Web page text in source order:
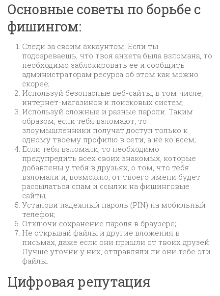
Основные советы по борьбе с
фишингом:
Следи за своим аккаунтом. Если ты
подозреваешь, что твоя анкета была взломана, то
необходимо заблокировать ее и сообщить
администраторам ресурса об этом как можно
скорее;
Используй безопасные веб-сайты, в том числе,
интернет-магазинов и поисковых систем;
Используй сложные и разные пароли. Таким
образом, если тебя взломают, то
злоумышленники получат доступ только к
одному твоему профилю в сети, а не ко всем;
Если тебя взломали, то необходимо
предупредить всех своих знакомых, которые
добавлены у тебя в друзьях, о том, что тебя
взломали и, возможно, от твоего имени будет
рассылаться спам и ссылки на фишинговые
сайты;
Установи надежный пароль (PIN) на мобильный
телефон;
Отключи сохранение пароля в браузере;
Не открывай файлы и другие вложения в
письмах, даже если они пришли от твоих друзей.
Лучше уточни у них, отправляли ли они тебе эти
файлы.
Цифровая репутация